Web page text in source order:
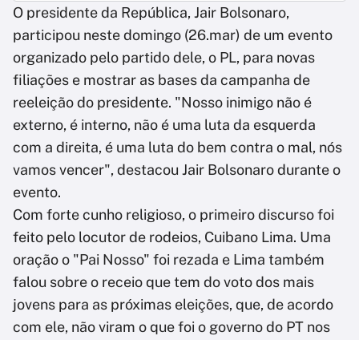
O presidente da República, Jair Bolsonaro,
participou neste domingo (26.mar) de um evento
organizado pelo partido dele, o PL, para novas
filiações e mostrar as bases da campanha de
reeleição do presidente. "Nosso inimigo não é
externo, é interno, não é uma luta da esquerda
com a direita, é uma luta do bem contra o mal, nós
vamos vencer", destacou Jair Bolsonaro durante o
evento.
Com forte cunho religioso, o primeiro discurso foi
feito pelo locutor de rodeios, Cuibano Lima. Uma
oração o "Pai Nosso" foi rezada e Lima também
falou sobre o receio que tem do voto dos mais
jovens para as próximas eleições, que, de acordo
com ele, não viram o que foi o governo do PT nos